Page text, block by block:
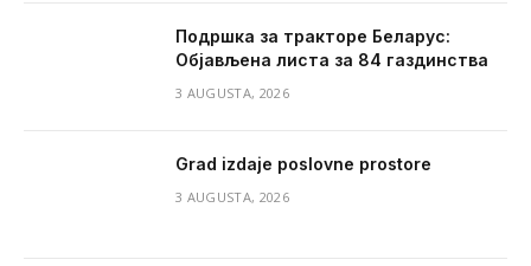
Подршка за тракторе Беларус:
Објављена листа за 84 газдинства
3 AUGUSTA, 2026
Grad izdaje poslovne prostore
3 AUGUSTA, 2026